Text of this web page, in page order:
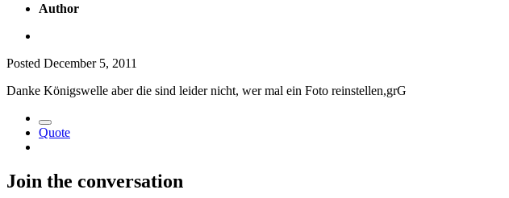
Author
Posted December 5, 2011
Danke Königswelle aber die sind leider nicht, wer mal ein Foto reinstellen,grG
Quote
Join the conversation